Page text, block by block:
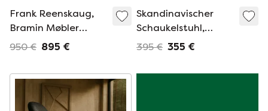
Frank Reenskaug,
Bramin Møbler
Schaukelstuhl,
60er Jahre
950 € 895 €
Skandinavischer
Schaukelstuhl,
Finnland der 1950er
395 € 355 €